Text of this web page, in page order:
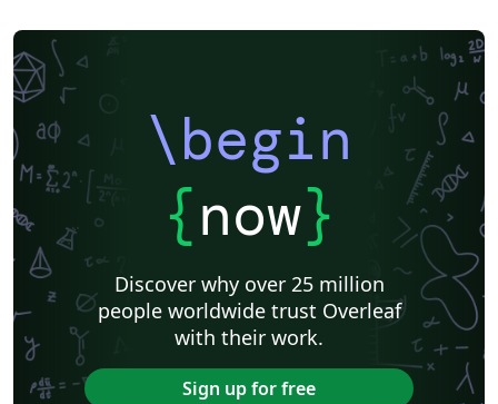
\begin
{now}
Discover why over 25 million
people worldwide trust Overleaf
with their work.
Sign up for free